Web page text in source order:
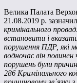
Велика Палата
21.08.2019 р.
кримінального
встановити і
порушення ПДР, які
водночас він
порушень були
286 Кримінального